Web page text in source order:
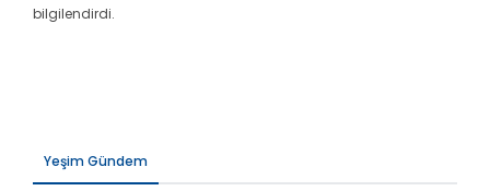
bilgilendirdi.
Yeşim Gündem